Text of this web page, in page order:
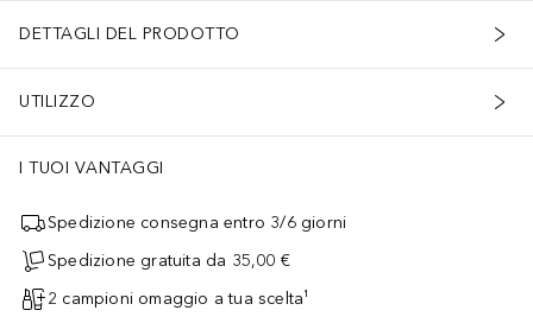
DETTAGLI DEL PRODOTTO
UTILIZZO
I TUOI VANTAGGI
Spedizione consegna entro 3/6 giorni
Spedizione gratuita da 35,00 €
2 campioni omaggio a tua scelta¹